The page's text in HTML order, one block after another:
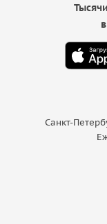
Санкт-